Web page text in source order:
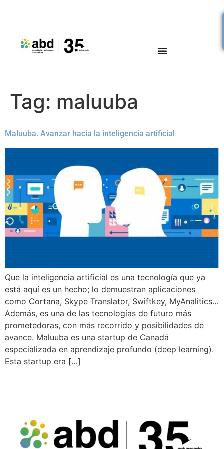
Tag: maluuba
Maluuba. Avanzar hacia la inteligencia artificial
Que la inteligencia artificial es una tecnología que ya
está aquí es un hecho; lo demuestran aplicaciones
como Cortana, Skype Translator, Swiftkey, MyAnalitics…
Además, es una de las tecnologías de futuro más
prometedoras, con más recorrido y posibilidades de
avance. Maluuba es una startup de Canadá
especializada en aprendizaje profundo (deep learning).
Esta startup era […]